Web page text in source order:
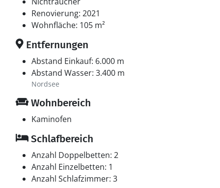
Renovierung: 2021
Wohnfläche: 105 m²
Entfernungen
Abstand Einkauf: 6.000 m
Abstand Wasser: 3.400 m
Nordsee
Wohnbereich
Kaminofen
Schlafbereich
Anzahl Doppelbetten: 2
Anzahl Einzelbetten: 1
Anzahl Schlafzimmer: 3